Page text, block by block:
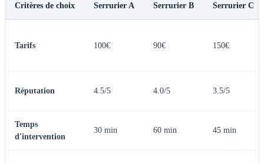
Critères de choix Serrurier A Serrurier B Serrurier C
Tarifs 100€ 90€ 150€
Réputation 4.5/5 4.0/5 3.5/5
Temps
d'intervention
30 min 60 min 45 min